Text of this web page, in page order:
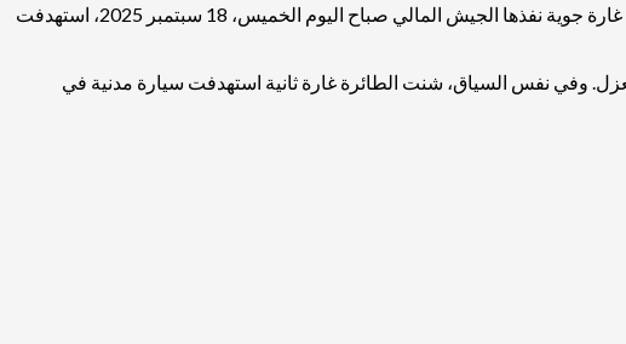
في فاجعة جديدة تضاف إلى سجل الانتهاكات في إقليم أزواد، قُتلت أسرة بأكملها، مكونة من امرأتين وثلاثة أطفال، في غارة جوية نفذها الجيش المالي صباح اليوم الخميس، 18 سبتمبر 2025، استهدفت
وفي نفس السياق، شنت الطائرة غارة ثانية استهدفت سيارة مدنية في